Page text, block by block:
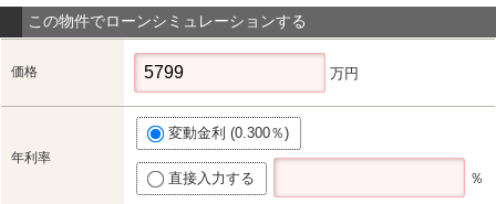
この物件でローンシミュレーションする
価格 万円
年利率
変動金利 (0.300％)
直接入力する ％